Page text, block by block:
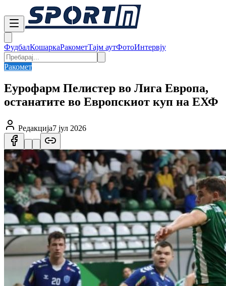
ФудбалКошаркаРакометТајм аутФотоИнтервју
Ракомет
Еурофарм Пелистер во Лига Европа,
останатите во Европскиот куп на ЕХФ
Редакција7 јул 2026